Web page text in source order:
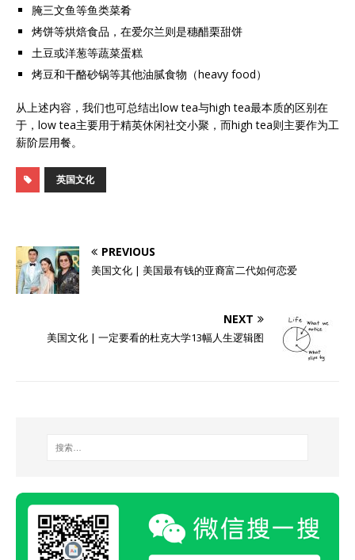
腌三文鱼等鱼类菜肴
烤饼等烘焙食品，在爱尔兰则是穗醋栗甜饼
土豆或洋葱等蔬菜蛋糕
烤豆和干酪砂锅等其他油腻食物（heavy food）
从上述内容，我们也可总结出low tea与high tea最本质的区别在
于，low tea主要用于精英休闲社交小聚，而high tea则主要作为工
薪阶层用餐。
英国文化
PREVIOUS
美国文化 | 美国最有钱的亚裔富二代如何恋爱
NEXT
美国文化 | 一定要看的杜克大学13幅人生逻辑图